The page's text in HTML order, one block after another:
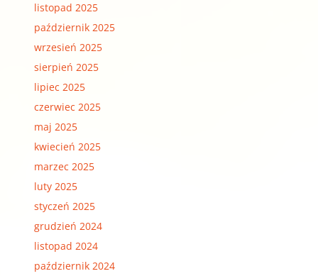
listopad 2025
październik 2025
wrzesień 2025
sierpień 2025
lipiec 2025
czerwiec 2025
maj 2025
kwiecień 2025
marzec 2025
luty 2025
styczeń 2025
grudzień 2024
listopad 2024
październik 2024